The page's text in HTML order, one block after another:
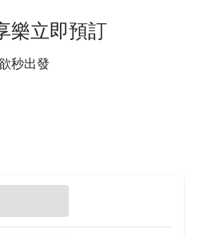
樂立即預訂
秒出發